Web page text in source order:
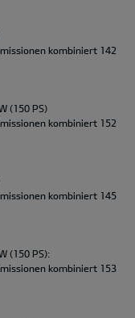
kombiniert 142
(150 PS)
kombiniert 152
kombiniert 145
(150 PS):
kombiniert 153